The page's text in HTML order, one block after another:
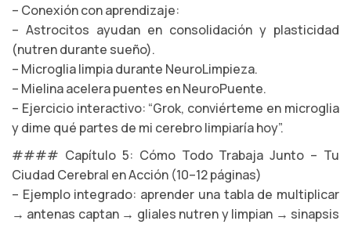
– Conexión con aprendizaje:
– Astrocitos ayudan en consolidación y plasticidad
(nutren durante sueño).
– Microglia limpia durante NeuroLimpieza.
– Mielina acelera puentes en NeuroPuente.
– Ejercicio interactivo: “Grok, conviérteme en microglia
y dime qué partes de mi cerebro limpiaría hoy”.
#### Capítulo 5: Cómo Todo Trabaja Junto – Tu
Ciudad Cerebral en Acción (10–12 páginas)
– Ejemplo integrado: aprender una tabla de multiplicar
→ antenas captan → gliales nutren y limpian → sinapsis